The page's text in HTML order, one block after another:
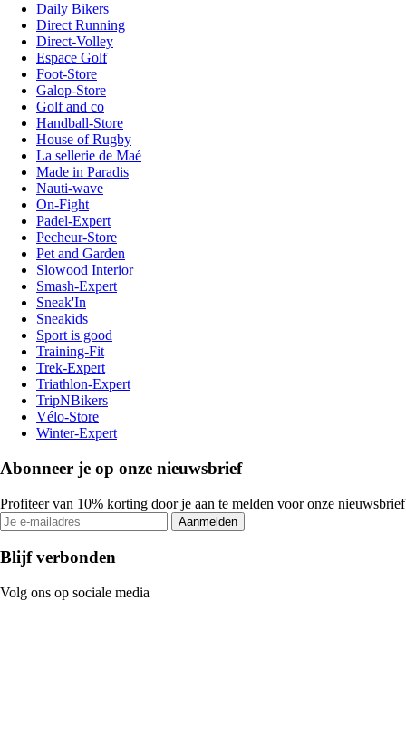
Daily Bikers
Direct Running
Direct-Volley
Espace Golf
Foot-Store
Galop-Store
Golf and co
Handball-Store
House of Rugby
La sellerie de Maé
Made in Paradis
Nauti-wave
On-Fight
Padel-Expert
Pecheur-Store
Pet and Garden
Slowood Interior
Smash-Expert
Sneak'In
Sneakids
Sport is good
Training-Fit
Trek-Expert
Triathlon-Expert
TripNBikers
Vélo-Store
Winter-Expert
Abonneer je op onze nieuwsbrief
Profiteer van 10% korting door je aan te melden voor onze nieuwsbrief
Aanmelden
Blijf verbonden
Volg ons op sociale media